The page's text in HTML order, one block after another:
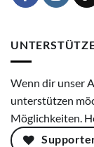
Wenn dir unser
unterstützen
Möglichkeiten.